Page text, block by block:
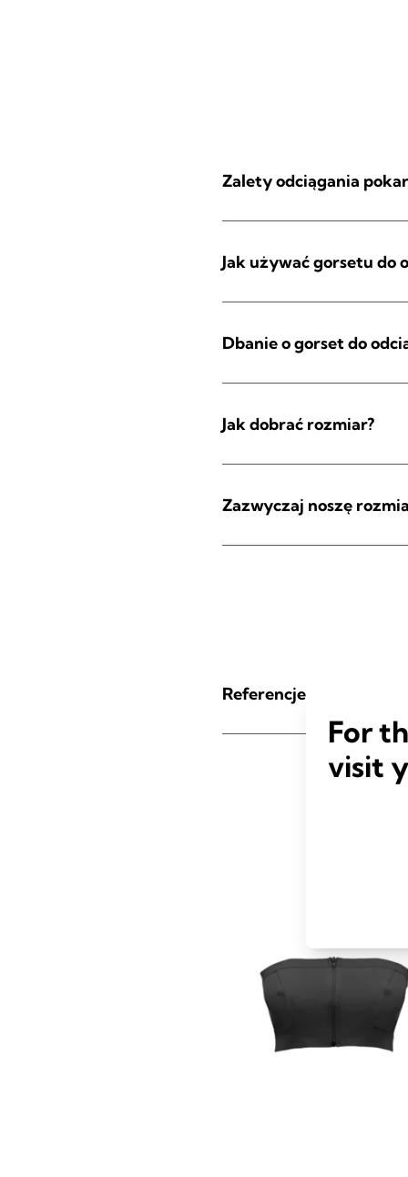
Zalety odciągania
Jak używać gorsetu do
Dbanie o gorset do
Jak dobrać rozmiar?
Zazwyczaj noszę
Referencje
For
visit